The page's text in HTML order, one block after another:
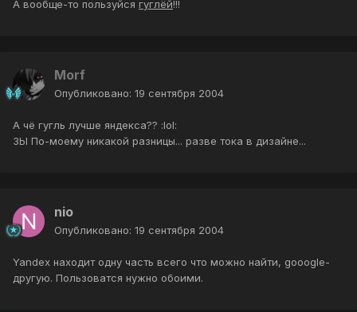
А вообще-то пользуйся гуглёй!!!
Morf
Опубликовано: 19 сентября 2004
А чё гугль лучше яндекса?? :lol:
ЗЫ По-моему никакой разницы... разве тока в дизайне...
nio
Опубликовано: 19 сентября 2004
Yandex находит одну часть всего что можно найти, gooogle-
другую. Пользоватся нужно обоими.